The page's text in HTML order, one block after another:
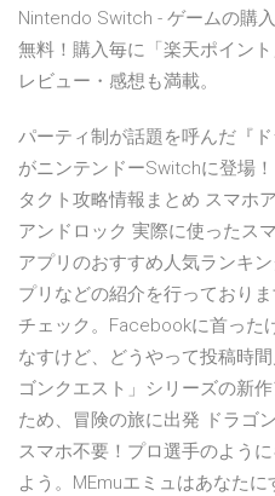
Nintendo Switch - ゲームの購
無料！購入毎に「楽天ポイン
レビュー・感想も満載。
パーティ制が話題を呼んだ『
がニンテンドーSwitchに登場
タクト攻略情報まとめ スマホ
アンドロック 実際に使ったス
アプリのおすすめ人気ランキ
プリなどの紹介を行っており
チェック。Facebookに首った
なすけど、どうやって投稿時
ゴンクエスト」シリーズの新
ため、冒険の旅に出発 ドラゴ
スマホ不要！プロ選手のよう
よう。MEmuエミュはあなた